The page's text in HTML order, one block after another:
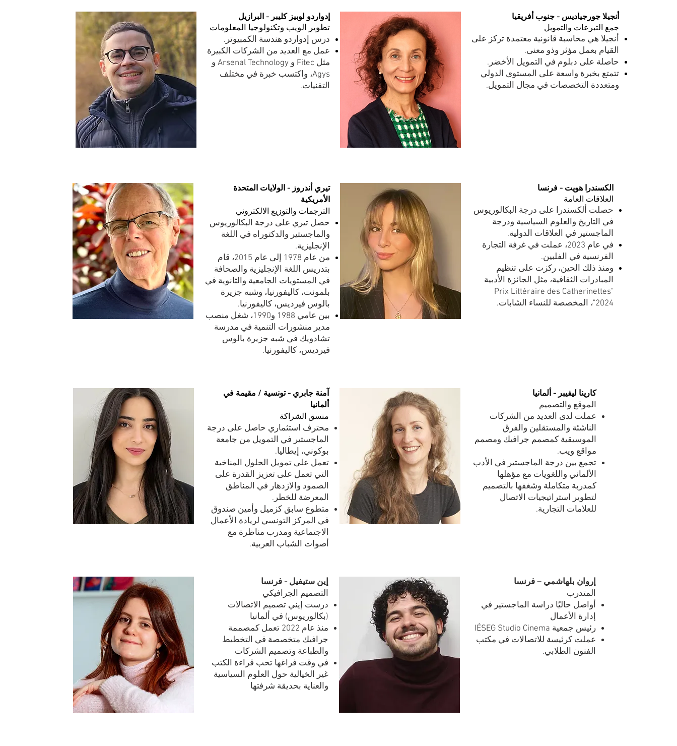
إدواردو لوبيز كليبر - البرازيل
تطوير الويب وتكنولوجيا المعلومات
درس إدواردو هندسة الكمبيوتر.
عمل مع العديد من الشركات الكبيرة
مثل Fitec و Arsenal Technology و
Agys، واكتسب خبرة في مختلف
التقنيات.
أنجيلا جورجياديس - جنوب أفريقيا
جمع التبرعات والتمويل
أنجيلا هي محاسبة قانونية معتمدة تركز على
القيام بعمل مؤثر وذو معنى.
حاصلة على دبلوم في التمويل الأخضر.
تتمتع بخبرة واسعة على المستوى الدولي
ومتعددة التخصصات في مجال التمويل.
تيري أندروز - الولايات المتحدة
الأمريكية
الترجمات والتوزيع الالكتروني
حصل تيري على درجة البكالوريوس
والماجستير والدكتوراه في اللغة
الإنجليزية.
من عام 1978 إلى عام 2015، قام
بتدريس اللغة الإنجليزية والصحافة
في المستويات الجامعية والثانوية في
بلمونت، كاليفورنيا، وشبه جزيرة
بالوس فيرديس، كاليفورنيا.
بين عامي 1988 و1990، شغل منصب
مدير منشورات التنمية في مدرسة
تشادويك في شبه جزيرة بالوس
فيرديس، كاليفورنيا.
الكسندرا هويت - فرنسا
العلاقات العامة
حصلت ألكسندرا على درجة البكالوريوس
في التاريخ والعلوم السياسية ودرجة
الماجستير في العلاقات الدولية.
في عام 2023، عملت في غرفة التجارة
الفرنسية في الفلبين.
ومنذ ذلك الحين، ركزت على تنظيم
المبادرات الثقافية، مثل الجائزة الأدبية
"Prix Littéraire des Catherinettes
2024"، المخصصة للنساء الشابات.
آمنة جابري - تونسية / مقيمة في
ألمانيا
منسق الشراكة
محترف استثماري حاصل على درجة
الماجستير في التمويل من جامعة
بوكوني، إيطاليا.
تعمل على تمويل الحلول المناخية
التي تعمل على تعزيز القدرة على
الصمود والازدهار في المناطق
المعرضة للخطر.
متطوع سابق كزميل وأمين صندوق
في المركز التونسي لريادة الأعمال
الاجتماعية ومدرب مناظرة مع
أصوات الشباب العربية.
كارينا ليفيبر - ألمانيا
الموقع والتصميم
عملت لدى العديد من الشركات
الناشئة والمستقلين والفرق
الموسيقية كمصمم جرافيك ومصمم
مواقع ويب.
تجمع بين درجة الماجستير في الأدب
الألماني واللغويات مع مؤهلها
كمدربة متكاملة وشغفها بالتصميم
لتطوير استراتيجيات الاتصال
للعلامات التجارية.
إين ستيفيل - فرنسا
التصميم الجرافيكي
درست إيني تصميم الاتصالات
(بكالوريوس) في ألمانيا
منذ عام 2022 تعمل كمصممة
جرافيك متخصصة في التخطيط
والطباعة وتصميم الشركات
في وقت فراغها تحب قراءة الكتب
غير الخيالية حول العلوم السياسية
والعناية بحديقة شرفتها
إروان بلهاشمي – فرنسا
المتدرب
أواصل حاليًا دراسة الماجستير في
إدارة الأعمال
رئيس جمعية IÉSEG Studio Cinema
عملت كرئيسة للاتصالات في مكتب
الفنون الطلابي.